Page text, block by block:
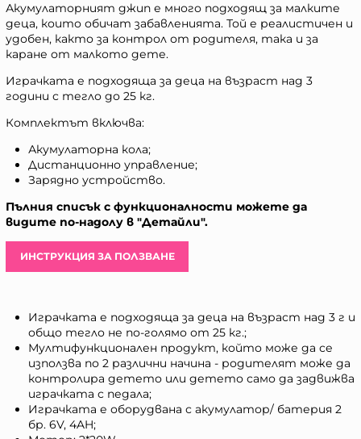
Акумулаторният джип е много подходящ за малките
деца, които обичат забавленията. Той е реалистичен и
удобен, както за контрол от родителя, така и за
каране от малкото дете.
Играчката е подходяща за деца на възраст над 3
години с тегло до 25 кг.
Комплектът включва:
Акумулаторна кола;
Дистанционно управление;
Зарядно устройство.
Пълния списък с функционалности можете да
видите по-надолу в "Детайли".
ИНСТРУКЦИЯ ЗА ПОЛЗВАНЕ
Играчката е подходяща за деца на възраст над 3 г и
общо тегло не по-голямо от 25 кг.;
Мултифункционален продукт, който може да се
използва по 2 различни начина - родителят може да
контролира детето или детето само да задвижва
играчката с педала;
Играчката е оборудвана с акумулатор/ батерия 2
бр. 6V, 4AH;